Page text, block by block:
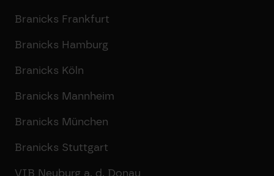
Branicks Frankfurt
Branicks Hamburg
Branicks Köln
Branicks Mannheim
Branicks München
Branicks Stuttgart
VIB Neuburg a. d. Donau